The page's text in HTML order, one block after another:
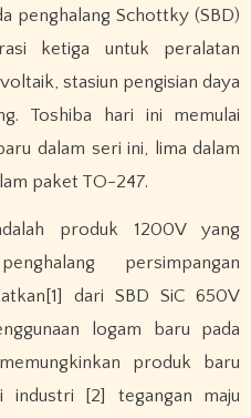
penghalang Schottky (SBD)
ketiga untuk peralatan
stasiun pengisian daya
Toshiba hari ini memulai
dalam seri ini, lima dalam
paket TO-247.
produk 1200V yang
persimpangan
dari SBD SiC 650V
logam baru pada
produk baru
industri [2] tegangan maju